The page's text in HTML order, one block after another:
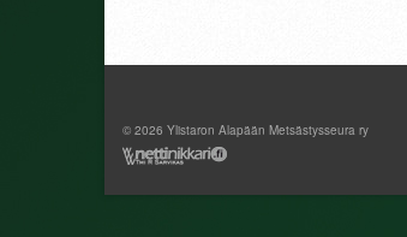
© 2026 Ylistaron Alapään Metsästysseura ry